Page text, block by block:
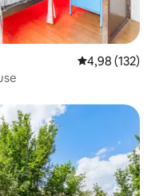
Gemiddelde
4,98 (132)